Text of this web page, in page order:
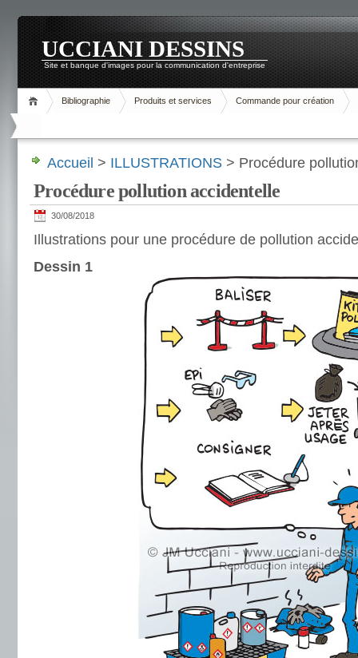
UCCIANI DESSINS
Site et banque d'images pour la communication d'entreprise
Bibliographie Produits et services Commande pour création
Accueil > ILLUSTRATIONS > Procédure
Procédure pollution accidentelle
30/08/2018
Illustrations pour une procédure de pollution
Dessin 1